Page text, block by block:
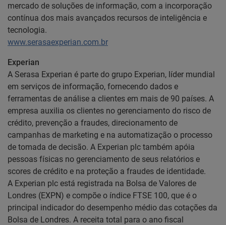
mercado de soluções de informação, com a incorporação
contínua dos mais avançados recursos de inteligência e
tecnologia.
www.serasaexperian.com.br
Experian
A Serasa Experian é parte do grupo Experian, líder mundial
em serviços de informação, fornecendo dados e
ferramentas de análise a clientes em mais de 90 países. A
empresa auxilia os clientes no gerenciamento do risco de
crédito, prevenção a fraudes, direcionamento de
campanhas de marketing e na automatização o processo
de tomada de decisão. A Experian plc também apóia
pessoas físicas no gerenciamento de seus relatórios e
scores de crédito e na proteção a fraudes de identidade.
A Experian plc está registrada na Bolsa de Valores de
Londres (EXPN) e compõe o índice FTSE 100, que é o
principal indicador do desempenho médio das cotações da
Bolsa de Londres. A receita total para o ano fiscal